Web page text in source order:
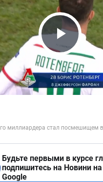
Play
Будьте первыми в курсе
подпишитесь на Новини на
Google